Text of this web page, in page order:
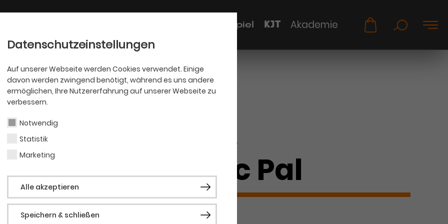
Datenschutzeinstellungen
Auf unserer Webseite werden Cookies verwendet. Einige
davon werden zwingend benötigt, während es uns andere
ermöglichen, Ihre Nutzererfahrung auf unserer Webseite zu
verbessern.
Notwendig
Statistik
Marketing
Alle akzeptieren
Speichern & schließen
Schauspiel KJT Akademie
PHILHARMONIKER
Ferenc Pal